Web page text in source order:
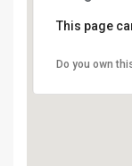
This page
Do you own